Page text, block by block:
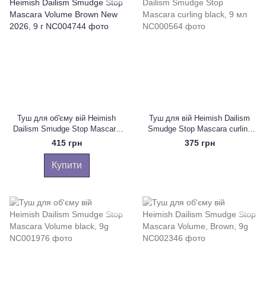
Туш для об'єму вій Heimish
Dailism Smudge Stop Mascara
Volume Brown New 2026, 9 г
415 грн
Купити
Туш для вій Heimish Dailism
Smudge Stop Mascara curling
black, 9 мл
375 грн